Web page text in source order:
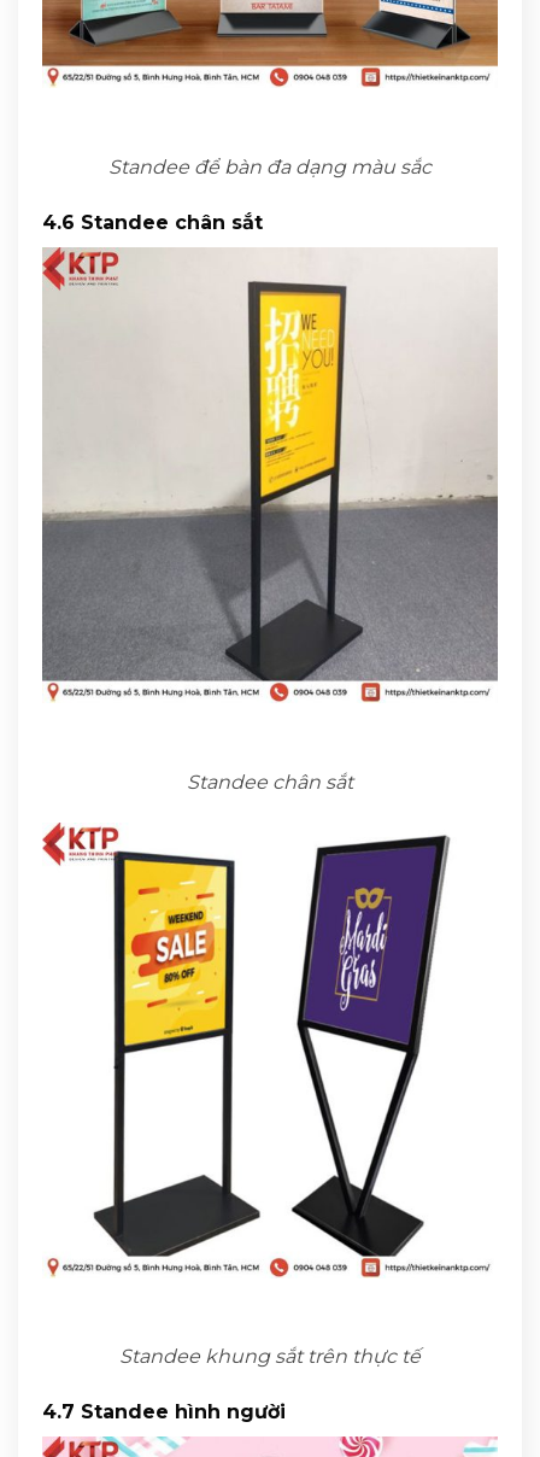
Standee để bàn đa dạng màu sắc
4.6 Standee chân sắt
Standee chân sắt
Standee khung sắt trên thực tế
4.7 Standee hình người